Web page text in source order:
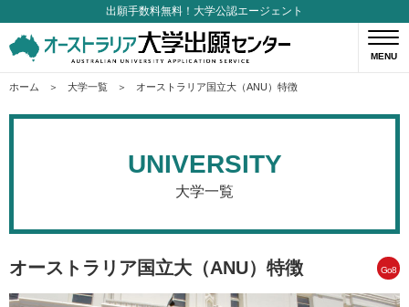
出願手数料無料！大学公認エージェント
MENU
ホーム 大学一覧 オーストラリア国立大（ANU）特徴
UNIVERSITY
大学一覧
オーストラリア国立大（ANU）特徴